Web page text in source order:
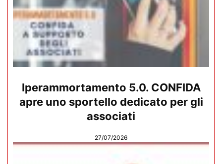
Iperammortamento 5.0. CONFIDA
apre uno sportello dedicato per gli
associati
27/07/2026